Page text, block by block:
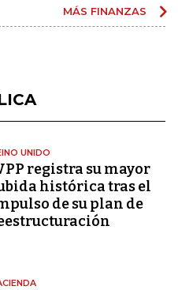
MÁS FINANZAS
UNIDO
registra su mayor
histórica tras el
de su plan de